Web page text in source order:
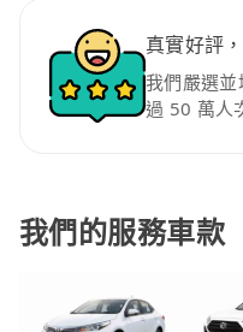
真實好評
我們嚴選
過 50 萬人
我們的服務車款